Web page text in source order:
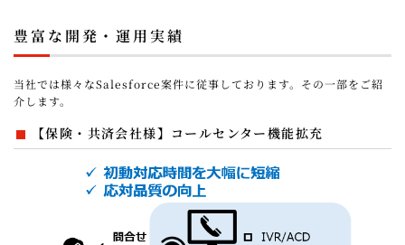
豊富な開発・運用実績
当社では様々なSalesforce案件に従事しております。その一部をご紹
介します。
【保険・共済会社様】コールセンター機能拡充